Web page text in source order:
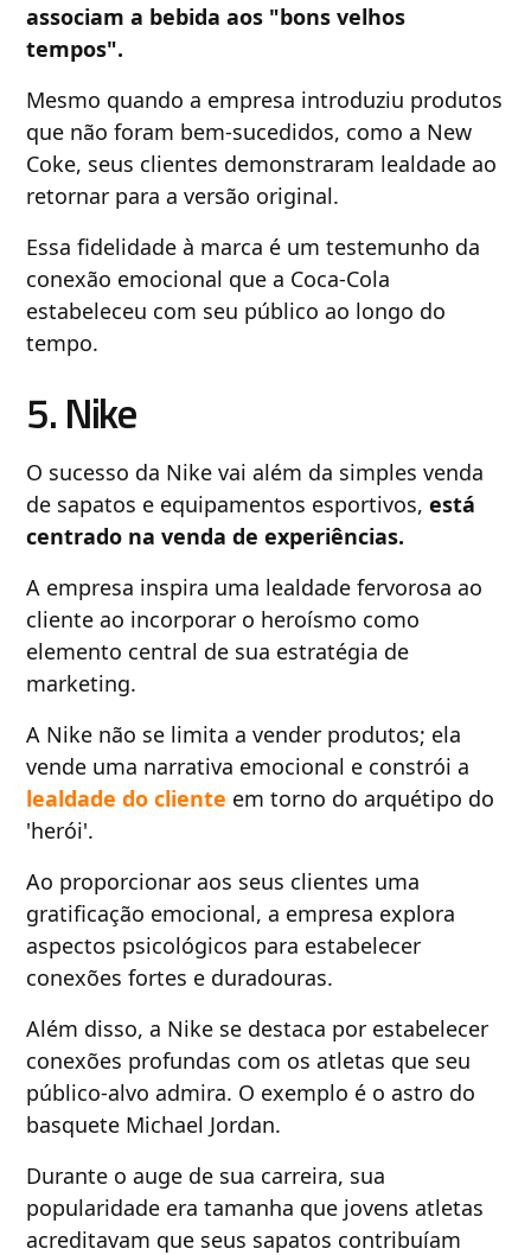
associam a bebida aos "bons velhos
tempos".
Mesmo quando a empresa introduziu produtos
que não foram bem-sucedidos, como a New
Coke, seus clientes demonstraram lealdade ao
retornar para a versão original.
Essa fidelidade à marca é um testemunho da
conexão emocional que a Coca-Cola
estabeleceu com seu público ao longo do
tempo.
5. Nike
O sucesso da Nike vai além da simples venda
de sapatos e equipamentos esportivos,está
centrado na venda de experiências.
A empresa inspira uma lealdade fervorosa ao
cliente ao incorporar o heroísmo como
elemento central de sua estratégia de
marketing.
A Nike não se limita a vender produtos; ela
vende uma narrativa emocional e constrói a
lealdade do cliente em torno do arquétipo do
'herói'.
Ao proporcionar aos seus clientes uma
gratificação emocional, a empresa explora
aspectos psicológicos para estabelecer
conexões fortes e duradouras.
Além disso, a Nike se destaca por estabelecer
conexões profundas com os atletas que seu
público-alvo admira. O exemplo é o astro do
basquete Michael Jordan.
Durante o auge de sua carreira, sua
popularidade era tamanha que jovens atletas
acreditavam que seus sapatos contribuíam